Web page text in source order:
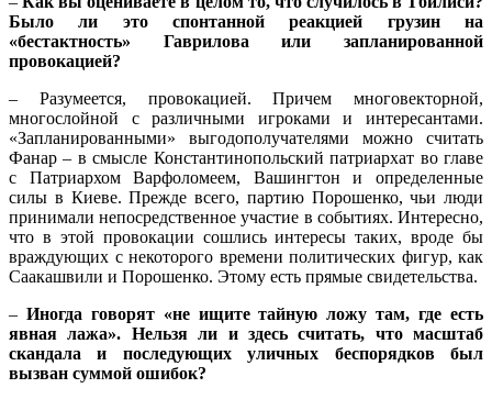
Было ли это спонтанной реакцией грузин на
«бестактность» Гаврилова или запланированной
провокацией?
– Разумеется, провокацией. Причем многовекторной,
многослойной с различными игроками и интересантами.
«Запланированными» выгодополучателями можно считать
Фанар – в смысле Константинопольский патриархат во главе
с Патриархом Варфоломеем, Вашингтон и определенные
силы в Киеве. Прежде всего, партию Порошенко, чьи люди
принимали непосредственное участие в событиях. Интересно,
что в этой провокации сошлись интересы таких, вроде бы
враждующих с некоторого времени политических фигур, как
Саакашвили и Порошенко. Этому есть прямые свидетельства.
– Иногда говорят «не ищите тайную ложу там, где есть
явная лажа». Нельзя ли и здесь считать, что масштаб
скандала и последующих уличных беспорядков был
вызван суммой ошибок?